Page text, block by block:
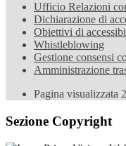
Ufficio Relazioni
Dichiarazione di
Obiettivi di
Whistleblowing
Gestione consensi
Amministrazione
Pagina visualizzata
Sezione Copyright